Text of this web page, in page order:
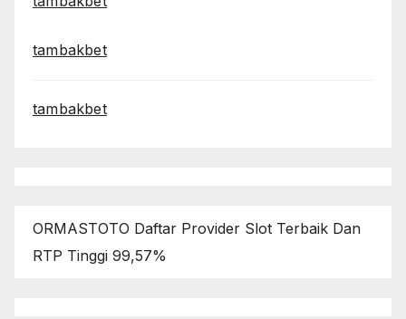
tambakbet
tambakbet
ORMASTOTO Daftar Provider Slot Terbaik Dan
RTP Tinggi 99,57%